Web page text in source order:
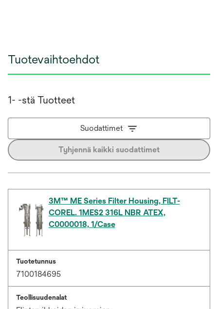
Tuotevaihtoehdot
1- -stä Tuotteet
Suodattimet
Tyhjennä kaikki suodattimet
3M™ ME Series Filter Housing, FILT-
COREL. 1MES2 316L NBR ATEX,
C0000018, 1/Case
Tuotetunnus
7100184695
Teollisuudenalat